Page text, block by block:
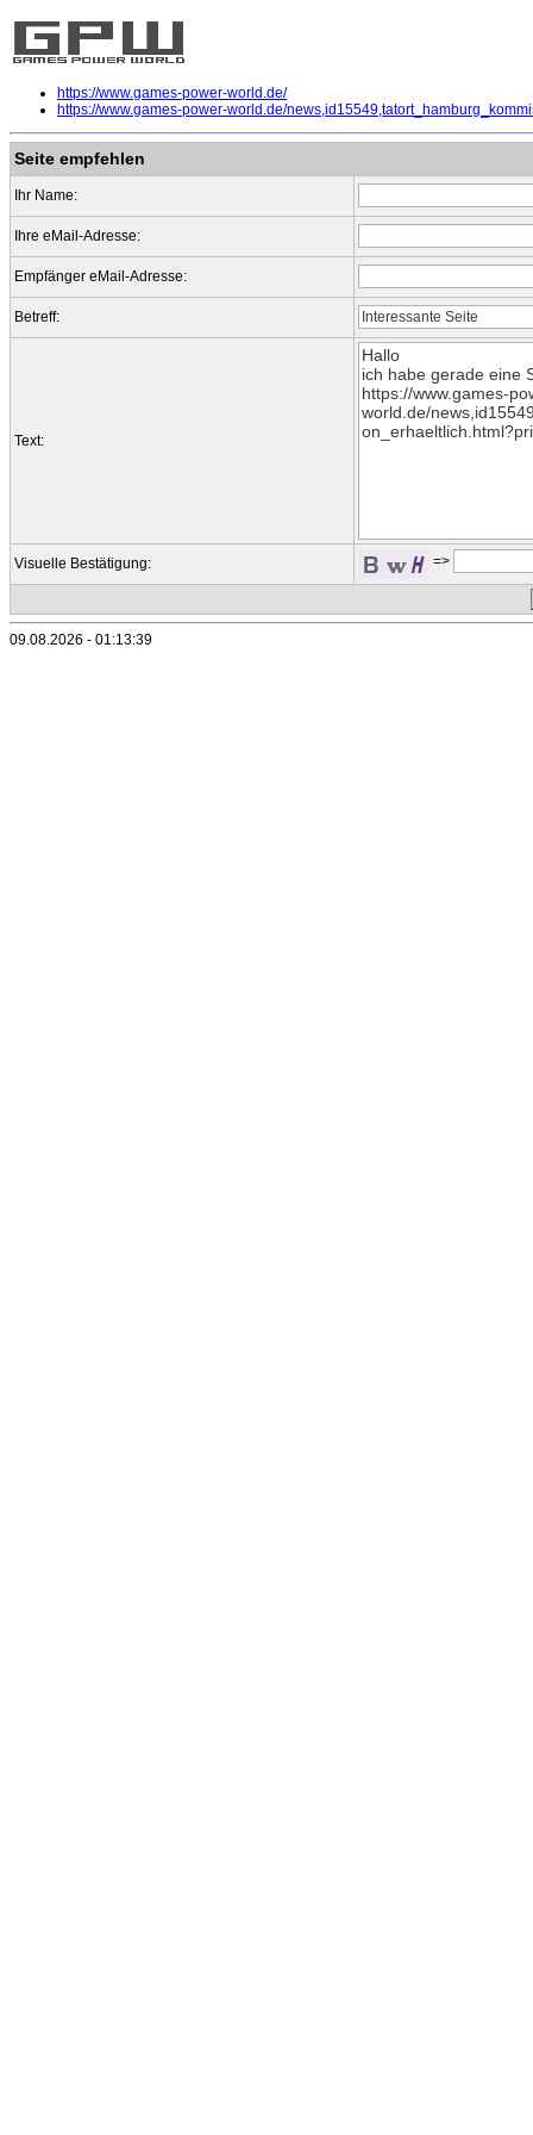
https://www.games-power-world.de/
https://www.games-power-world.de/
Seite empfehlen
Ihr Name:
Ihre eMail-Adresse:
Empfänger eMail-Adresse:
Betreff:
Text:
Visuelle Bestätigung: =>
09.08.2026 - 01:13:39